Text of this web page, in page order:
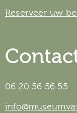
Reserveer uw
06 20 56 56 55